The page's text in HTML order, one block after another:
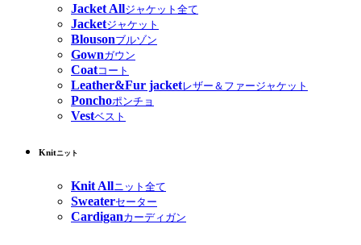
Jacket Allジャケット全て
Jacketジャケット
Blousonブルゾン
Gownガウン
Coatコート
Leather&Fur jacketレザー＆ファージャケット
Ponchoポンチョ
Vestベスト
Knitニット
Knit Allニット全て
Sweaterセーター
Cardiganカーディガン